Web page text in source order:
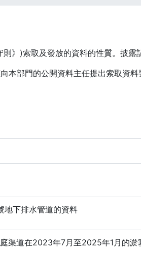
》)索取及發放的資料的性質。披露
本部門的公開資料主任提出索取資
地下排水管道的資料
渠道在2023年7月至2025年1月的淤